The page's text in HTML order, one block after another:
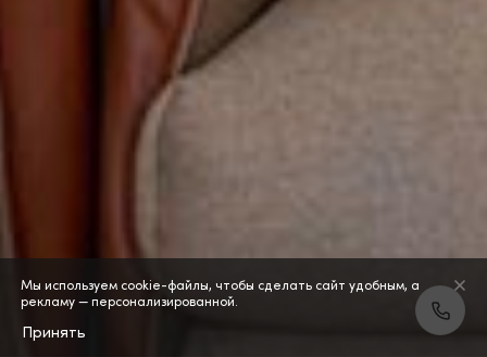
Мы используем cookie-файлы, чтобы сделать сайт удобным, а
рекламу — персонализированной.
Принять